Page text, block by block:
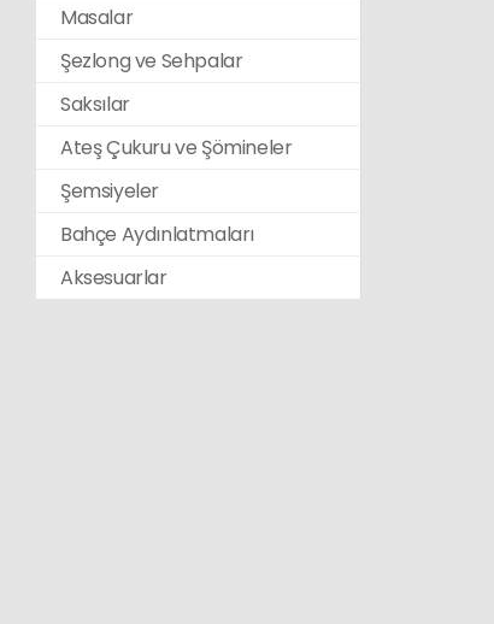
Masalar
Şezlong ve Sehpalar
Saksılar
Ateş Çukuru ve Şömineler
Şemsiyeler
Bahçe Aydınlatmaları
Aksesuarlar